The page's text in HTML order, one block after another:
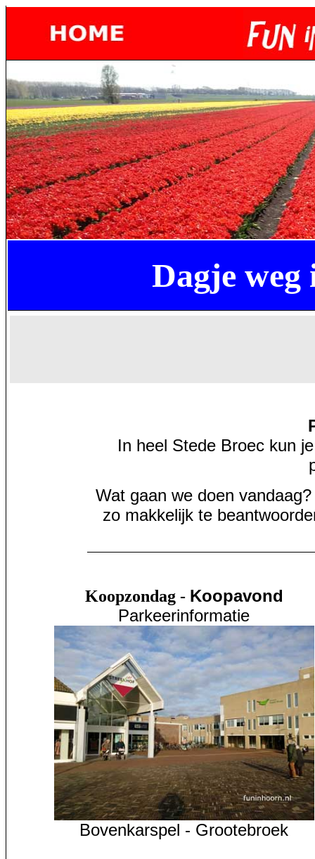
Dagje weg
In heel Stede Broec kun
Wat gaan we doen
zo makkelijk te
Koopzondag - Koopavond
Parkeerinformatie
Bovenkarspel - Grootebroek